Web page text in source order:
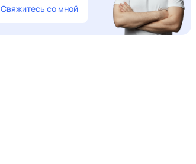
Свяжитесь со мной